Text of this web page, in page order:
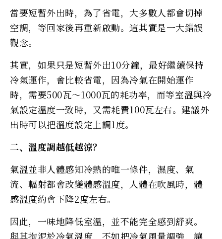
當要短暫外出時，為了省電，大多數人都會切掉
空調，等回家後再重新啟動。這其實是一大錯誤
觀念。
其實，如果只是短暫外出10分鐘，最好繼續保持
冷氣運作，會比較省電，因為冷氣在開始運作
時，需要500瓦～1000瓦的耗功率，而等室溫與冷
氣設定溫度一致時，又需耗費100瓦左右。建議外
出時可以把溫度設定上調1度。
二、溫度調越低越涼？
氣溫並非人體感知冷熱的唯一條件，濕度、氣
流、輻射都會改變體感溫度，人體在吹風時，體
感溫度約會下降2度左右。
因此，一味地降低室溫，並不能完全感到舒爽。
與其拘泥於冷氣溫度，不如把冷氣風量調強，讓